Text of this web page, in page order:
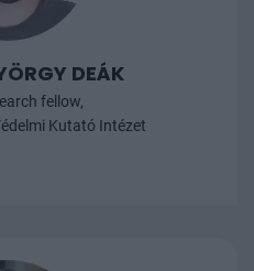
DEÁK
fellow,
Kutató Intézet